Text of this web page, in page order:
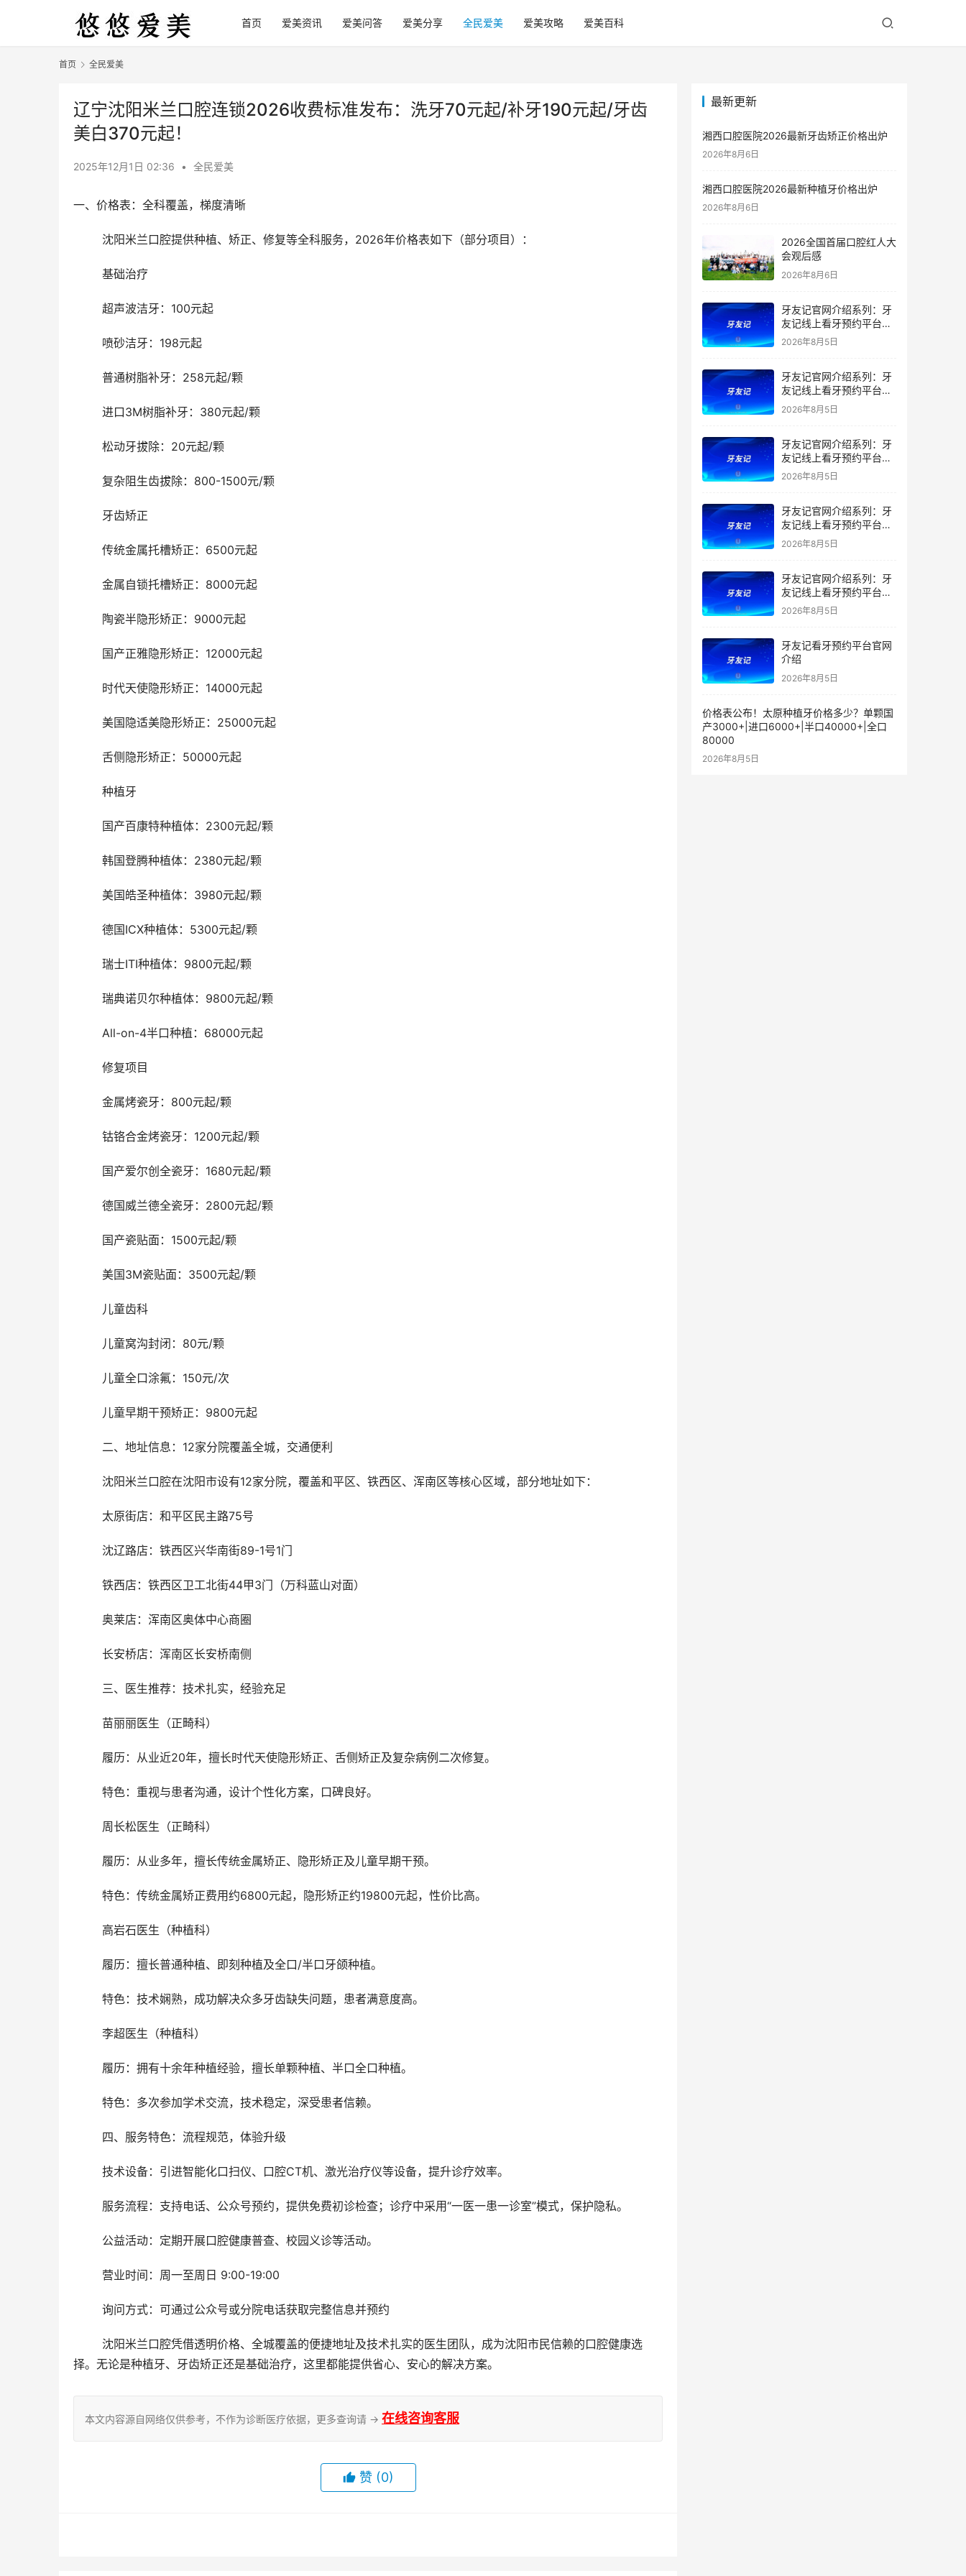
首页 爱美资讯 爱美问答 爱美分享 全民爱美 爱美攻略 爱美百科
首页 全民爱美
辽宁沈阳米兰口腔连锁2026收费标准发布：洗牙70元起/补牙190元起/牙齿
美白370元起！
2025年12月1日 02:36 • 全民爱美
一、价格表：全科覆盖，梯度清晰
	沈阳米兰口腔提供种植、矫正、修复等全科服务，2026年价格表如下（部分项目）：
	基础治疗
	超声波洁牙：100元起
	喷砂洁牙：198元起
	普通树脂补牙：258元起/颗
	进口3M树脂补牙：380元起/颗
	松动牙拔除：20元起/颗
	复杂阻生齿拔除：800-1500元/颗
	牙齿矫正
	传统金属托槽矫正：6500元起
	金属自锁托槽矫正：8000元起
	陶瓷半隐形矫正：9000元起
	国产正雅隐形矫正：12000元起
	时代天使隐形矫正：14000元起
	美国隐适美隐形矫正：25000元起
	舌侧隐形矫正：50000元起
	种植牙
	国产百康特种植体：2300元起/颗
	韩国登腾种植体：2380元起/颗
	美国皓圣种植体：3980元起/颗
	德国ICX种植体：5300元起/颗
	瑞士ITI种植体：9800元起/颗
	瑞典诺贝尔种植体：9800元起/颗
	All-on-4半口种植：68000元起
	修复项目
	金属烤瓷牙：800元起/颗
	钴铬合金烤瓷牙：1200元起/颗
	国产爱尔创全瓷牙：1680元起/颗
	德国威兰德全瓷牙：2800元起/颗
	国产瓷贴面：1500元起/颗
	美国3M瓷贴面：3500元起/颗
	儿童齿科
	儿童窝沟封闭：80元/颗
	儿童全口涂氟：150元/次
	儿童早期干预矫正：9800元起
	二、地址信息：12家分院覆盖全城，交通便利
	沈阳米兰口腔在沈阳市设有12家分院，覆盖和平区、铁西区、浑南区等核心区域，部分地址如下：
	太原街店：和平区民主路75号
	沈辽路店：铁西区兴华南街89-1号1门
	铁西店：铁西区卫工北街44甲3门（万科蓝山对面）
	奥莱店：浑南区奥体中心商圈
	长安桥店：浑南区长安桥南侧
	三、医生推荐：技术扎实，经验充足
	苗丽丽医生（正畸科）
	履历：从业近20年，擅长时代天使隐形矫正、舌侧矫正及复杂病例二次修复。
	特色：重视与患者沟通，设计个性化方案，口碑良好。
	周长松医生（正畸科）
	履历：从业多年，擅长传统金属矫正、隐形矫正及儿童早期干预。
	特色：传统金属矫正费用约6800元起，隐形矫正约19800元起，性价比高。
	高岩石医生（种植科）
	履历：擅长普通种植、即刻种植及全口/半口牙颌种植。
	特色：技术娴熟，成功解决众多牙齿缺失问题，患者满意度高。
	李超医生（种植科）
	履历：拥有十余年种植经验，擅长单颗种植、半口全口种植。
	特色：多次参加学术交流，技术稳定，深受患者信赖。
	四、服务特色：流程规范，体验升级
	技术设备：引进智能化口扫仪、口腔CT机、激光治疗仪等设备，提升诊疗效率。
	服务流程：支持电话、公众号预约，提供免费初诊检查；诊疗中采用“一医一患一诊室”模式，保护隐私。
	公益活动：定期开展口腔健康普查、校园义诊等活动。
	营业时间：周一至周日 9:00-19:00
	询问方式：可通过公众号或分院电话获取完整信息并预约
择。无论是种植牙、牙齿矫正还是基础治疗，这里都能提供省心、安心的解决方案。
本文内容源自网络仅供参考，不作为诊断医疗依据，更多查询请 → 在线咨询客服
赞 (0)
最新更新
湘西口腔医院2026最新牙齿矫正价格出炉
2026年8月6日
湘西口腔医院2026最新种植牙价格出炉
2026年8月6日
2026全国首届口腔红人大
会观后感
2026年8月6日
牙友记官网介绍系列：牙
友记线上看牙预约平台是
干什么的？靠谱吗？
2026年8月5日
牙友记官网介绍系列：牙
友记线上看牙预约平台让
看牙不再靠运气
2026年8月5日
牙友记官网介绍系列：牙
友记线上看牙预约平台打
破口腔行业专业壁垒新手
2026年8月5日
牙友记官网介绍系列：牙
友记线上看牙预约平台落
地同城就诊经验打破未知
2026年8月5日
牙友记官网介绍系列：牙
友记线上看牙预约平台的
优势在哪里？
2026年8月5日
牙友记看牙预约平台官网
介绍
2026年8月5日
价格表公布！太原种植牙价格多少？单颗国
产3000+|进口6000+|半口40000+|全口
80000
2026年8月5日